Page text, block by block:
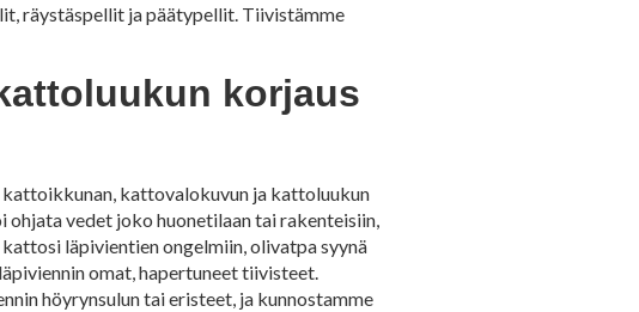
räystäspellit ja päätypellit. Tiivistämme
korjaus
kattovalokuvun ja kattoluukun
vedet joko huonetilaan tai rakenteisiin,
läpivientien ongelmiin, olivatpa syynä
omat, hapertuneet tiivisteet.
höyrynsulun tai eristeet, ja kunnostamme